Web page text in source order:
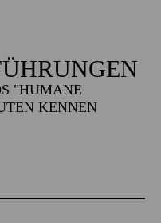
"HUMANE
KENNEN